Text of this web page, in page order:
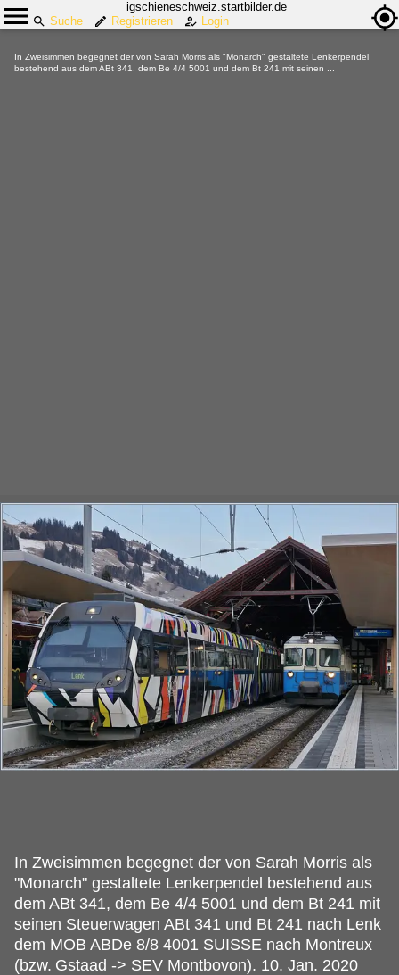
igschieneschweiz.startbilder.de
Suche
Registrieren Login
In Zweisimmen begegnet der von Sarah Morris als "Monarch" gestaltete Lenkerpendel
bestehend aus dem ABt 341, dem Be 4/4 5001 und dem Bt 241 mit seinen ...
In Zweisimmen begegnet der von Sarah Morris als
"Monarch" gestaltete Lenkerpendel bestehend aus
dem ABt 341, dem Be 4/4 5001 und dem Bt 241 mit
seinen Steuerwagen ABt 341 und Bt 241 nach Lenk
dem MOB ABDe 8/8 4001 SUISSE nach Montreux
(bzw. Gstaad -> SEV Montbovon). 10. Jan. 2020